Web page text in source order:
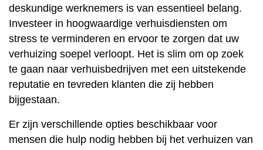
deskundige werknemers is van essentieel belang.
Investeer in hoogwaardige verhuisdiensten om
stress te verminderen en ervoor te zorgen dat uw
verhuizing soepel verloopt. Het is slim om op zoek
te gaan naar verhuisbedrijven met een uitstekende
reputatie en tevreden klanten die zij hebben
bijgestaan.
Er zijn verschillende opties beschikbaar voor
mensen die hulp nodig hebben bij het verhuizen van